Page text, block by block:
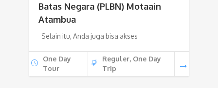
Batas Negara (PLBN) Motaain
Atambua
Selain itu, Anda juga bisa akses
One Day
Tour
Reguler, One Day
Trip